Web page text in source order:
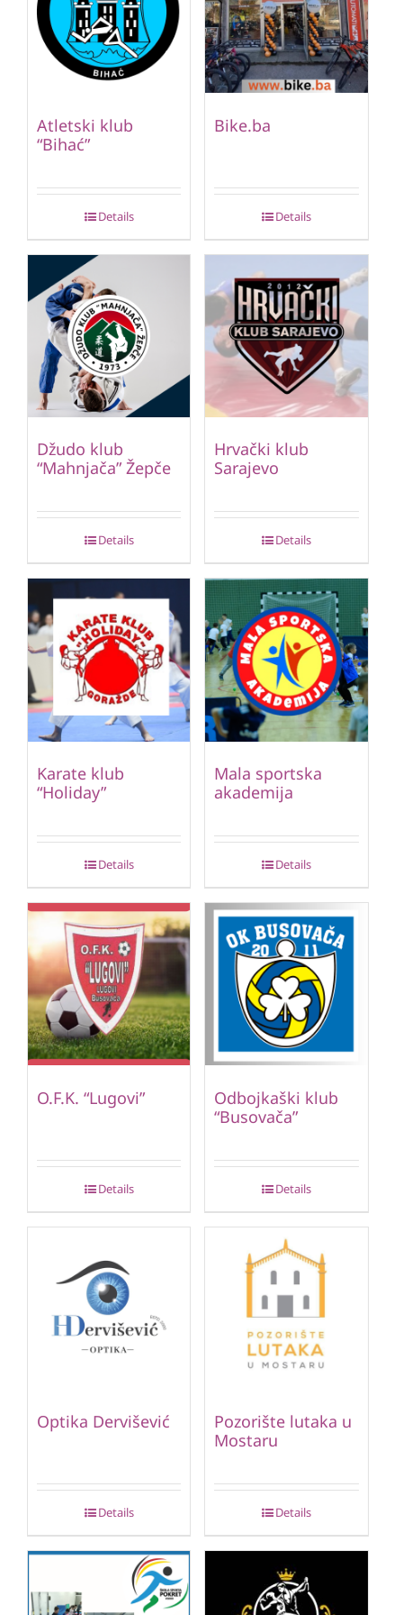
Atletski klub
“Bihać”
Details
Bike.ba
Details
Džudo klub
“Mahnjača” Žepče
Details
Hrvački klub
Sarajevo
Details
Karate klub
“Holiday”
Details
Mala sportska
akademija
Details
O.F.K. “Lugovi”
Details
Odbojkaški klub
“Busovača”
Details
Optika Dervišević
Details
Pozorište lutaka u
Mostaru
Details